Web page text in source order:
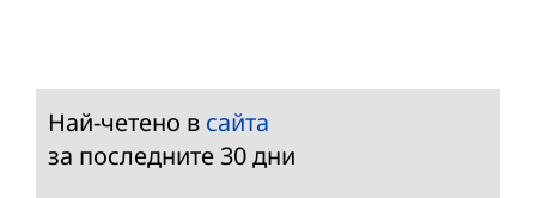
Най-четено в сайта
за последните 30 дни